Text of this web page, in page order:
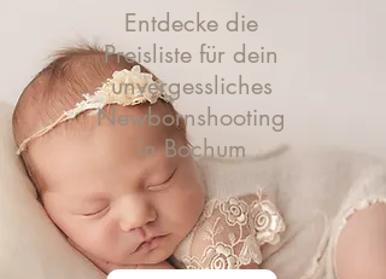
Entdecke die
Preisliste für dein
unvergessliches
Newbornshooting
in Bochum